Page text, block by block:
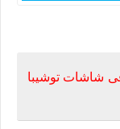
شاشات توشيبا